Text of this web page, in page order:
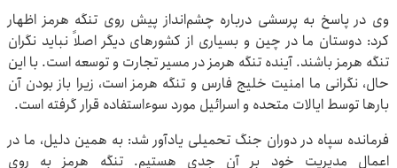
وی در پاسخ به پرسشی درباره چشم‌انداز پیش‌ روی تنگه هرمز اظهار
کرد: دوستان ما در چین و بسیاری از کشورهای دیگر اصلاً نباید نگران
تنگه هرمز باشند. آینده تنگه هرمز در مسیر تجارت و توسعه است. با این
حال، نگرانی ما امنیت خلیج فارس و تنگه هرمز است، زیرا باز بودن آن
بارها توسط ایالات متحده و اسرائیل مورد سوءاستفاده قرار گرفته است.
فرمانده سپاه در دوران جنگ تحمیلی یادآور شد: به همین دلیل، ما در
اعمال مدیریت خود بر آن جدی هستیم. تنگه هرمز به روی